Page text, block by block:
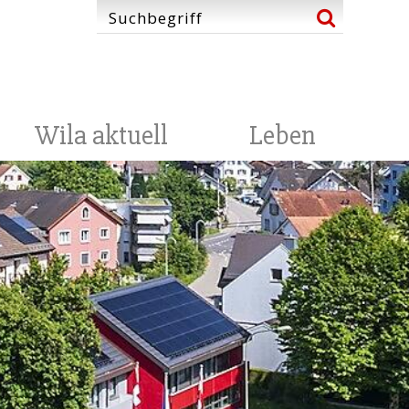
Wila aktuell Leben